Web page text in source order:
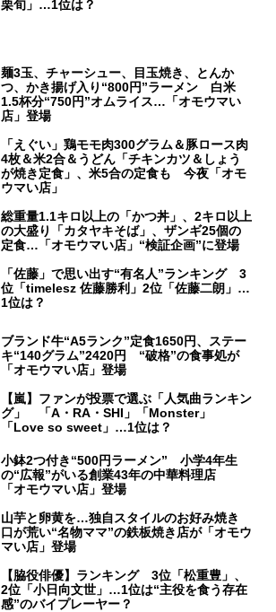
栗旬」…1位は？
麺3玉、チャーシュー、目玉焼き、とんか
つ、かき揚げ入り“800円”ラーメン 白米
1.5杯分“750円”オムライス…「オモウマい
店」登場
「えぐい」鶏モモ肉300グラム＆豚ロース肉
4枚＆米2合＆うどん「チキンカツ＆しょう
が焼き定食」、米5合の定食も 今夜「オモ
ウマい店」
総重量1.1キロ以上の「かつ丼」、2キロ以上
の大盛り「カタヤキそば」、ザンギ25個の
定食…「オモウマい店」“検証企画”に登場
「佐藤」で思い出す“有名人”ランキング 3
位「timelesz 佐藤勝利」2位「佐藤二朗」…
1位は？
ブランド牛“A5ランク”定食1650円、ステー
キ“140グラム”2420円 “破格”の食事処が
「オモウマい店」登場
【嵐】ファンが投票で選ぶ「人気曲ランキン
グ」 「A・RA・SHI」「Monster」
「Love so sweet」…1位は？
小鉢2つ付き“500円ラーメン” 小学4年生
の“広報”がいる創業43年の中華料理店
「オモウマい店」登場
山芋と卵黄を…独自スタイルのお好み焼き
口が荒い“名物ママ”の鉄板焼き店が「オモウ
マい店」登場
【脇役俳優】ランキング 3位「松重豊」、
2位「小日向文世」…1位は“主役を食う存在
感”のバイプレーヤー？